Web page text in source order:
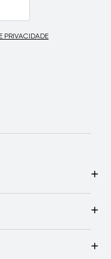
PRIVACIDADE
Electrodomésticos
PrestigePrograma